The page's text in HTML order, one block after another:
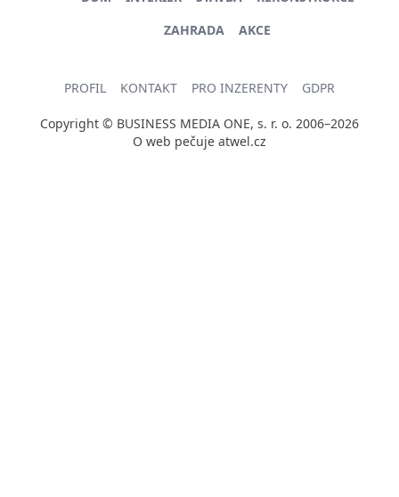
ZAHRADA
AKCE
PROFIL KONTAKT PRO INZERENTY GDPR
Copyright © BUSINESS MEDIA ONE, s. r. o. 2006–2026